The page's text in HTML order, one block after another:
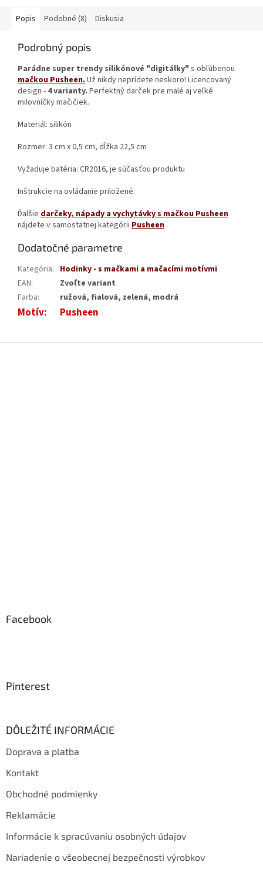
Popis Podobné (8) Diskusia
Podrobný popis
Parádne super trendy silikónové "digitálky" s obľúbenou
mačkou Pusheen.Už nikdy neprídete neskoro! Licencovaný
design - 4 varianty. Perfektný darček pre malé aj veľké
milovníčky mačičiek.
Materiál: silikón
Rozmer: 3 cm x 0,5 cm, dĺžka 22,5 cm
Vyžaduje batéria: CR2016, je súčasťou produktu
Inštrukcie na ovládanie priložené.
Ďalšie darčeky, nápady a vychytávky s mačkou Pusheen
nájdete v samostatnej kategórii Pusheen .
Dodatočné parametre
Kategória: Hodinky - s mačkami a mačacími motívmi
EAN:
Zvoľte variant
Farba: ružová, fialová, zelená, modrá
Motív: Pusheen
Facebook
Pinterest
DÔLEŽITÉ INFORMÁCIE
Doprava a platba
Kontakt
Obchodné podmienky
Reklamácie
Informácie k spracúvaniu osobných údajov
Nariadenie o všeobecnej bezpečnosti výrobkov